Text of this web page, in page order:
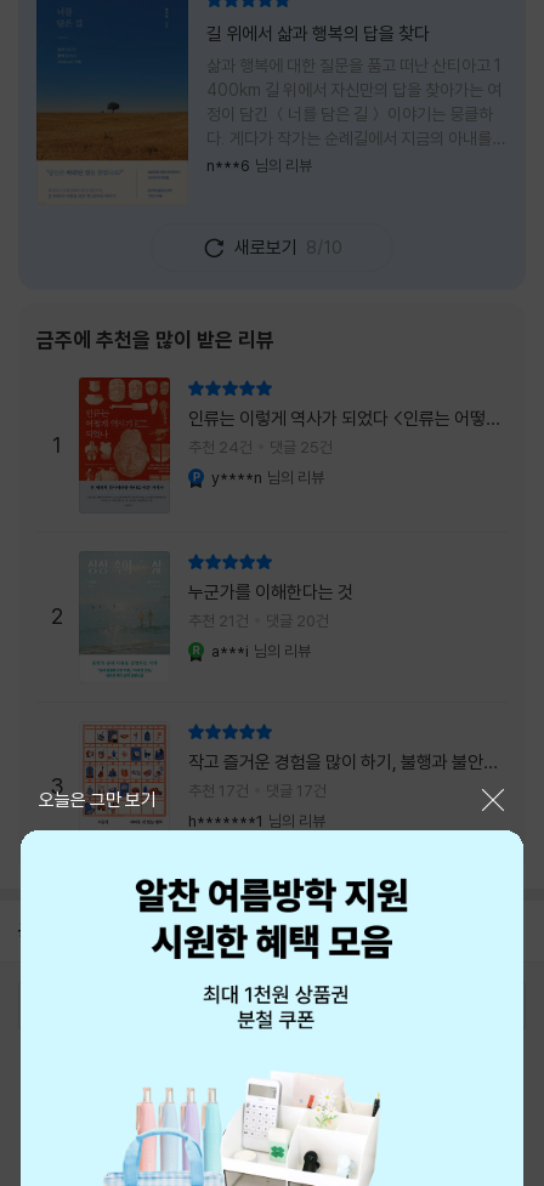
길 위에서 삶과 행복의 답을 찾다
삶과 행복에 대한 질문을 품고 떠난 산티아고 1
400km 길 위에서 자신만의 답을 찾아가는 여
정이 담긴 ＜너를 담은 길＞ 이야기는 뭉클하
다. 게다가 작가는 순례길에서 지금의 아내를
만나 여행 로맨스의 정석인 '비포 선라이즈'를
에 작가가 소개한 다양한 도서들의 문장들을 만
나는 것 역시 읽기의 또다른 즐거움이었다. 여
누구이며어느 순간 행복을 느끼는지 질문하며
길을 떠나려고 마음 먹는 순간들을 적어내려간
문장들에 마음을 한참 머물렀다.그 부분을 발췌
해본다. "내가 온 힘을 다해 부러워하던 사람
들은 '자신이 원하는' 일을 하는 사람들이었다.
소명이라고 하던
n***6 님의 리뷰
새로보기 8/10
금주에 추천을 많이 받은 리뷰
1
인류는 이렇게 역사가 되었다 <인류는 어떻게
역사가 되었나>
추천 24건 댓글 25건
y****n 님의 리뷰
2
누군가를 이해한다는 것
추천 21건 댓글 20건
a***i 님의 리뷰
3
작고 즐거운 경험을 많이 하기, 불행과 불안을
회피하지 말기, 그리고 좋은 사람을 많이 만나
기.
추천 17건
댓글 17건
h*******1 님의 리뷰
공지 8월 신용카드 무이자할부 안내
오늘은 그만 보기
최근 본 상품
eBook 1:1문의/채팅상담
예스이십사(주) 사업자 정보
이용약관
개인정보처리방침
청소년보호정책
PC버전
회사소개 거래처관계자께